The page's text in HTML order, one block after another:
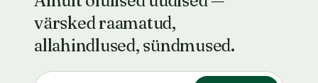
värsked raamatud,
allahindlused, sündmused.